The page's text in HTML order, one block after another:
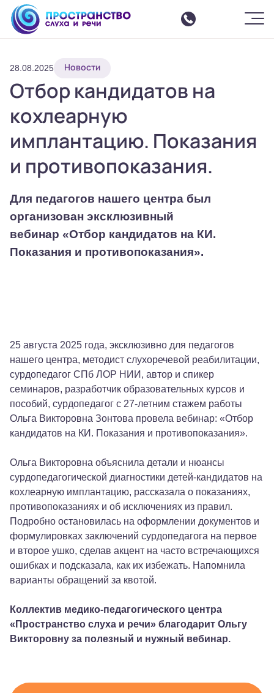
Шрифт - + Цвет Ф
Изображения
ВКЛ ВЫКЛ СБРОСИТЬ
О центре
Услуги
Все услуги
Интенсивные курсы реабилитации
Слухоречевая реабилитация
Команда
Отзывы
События
Аренда зала
Семинары
Родителям
Взрослым пациентам
Специалистам
+7 (495) 221-87-77
+7 (969) 792-92-66
28.08.2025 Новости
Отбор кандидатов на
кохлеарную
имплантацию. Показания
и противопоказания.
Для педагогов нашего центра был
организован эксклюзивный
вебинар «Отбор кандидатов на КИ.
Показания и противопоказания».
25 августа 2025 года, эксклюзивно для педагогов
нашего центра, методист слухоречевой реабилитации,
сурдопедагог СПб ЛОР НИИ, автор и спикер
семинаров, разработчик образовательных курсов и
пособий, сурдопедагог с 27-летним стажем работы
Ольга Викторовна Зонтова провела вебинар: «Отбор
кандидатов на КИ. Показания и противопоказания».
Ольга Викторовна объяснила детали и нюансы
сурдопедагогической диагностики детей-кандидатов на
кохлеарную имплантацию, рассказала о показаниях,
противопоказаниях и об исключениях из правил.
Подробно остановилась на оформлении документов и
формулировках заключений сурдопедагога на первое
и второе ушко, сделав акцент на часто встречающихся
ошибках и подсказала, как их избежать. Напомнила
варианты обращений за квотой.
Коллектив медико-педагогического центра
«Пространство слуха и речи» благодарит Ольгу
Викторовну за полезный и нужный вебинар.